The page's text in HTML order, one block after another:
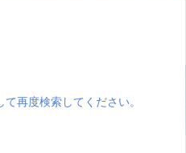
再度検索してください。